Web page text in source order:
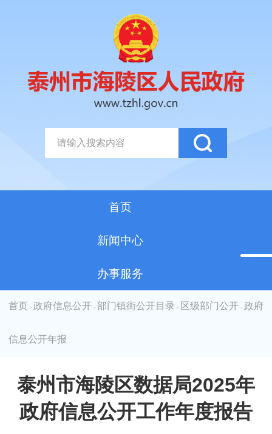
首页
新闻中心
办事服务
首页 > 政府信息公开 > 部门镇街公开目录 > 区级部门公开 > 政府
信息公开年报
泰州市海陵区数据局2025年
政府信息公开工作年度报告